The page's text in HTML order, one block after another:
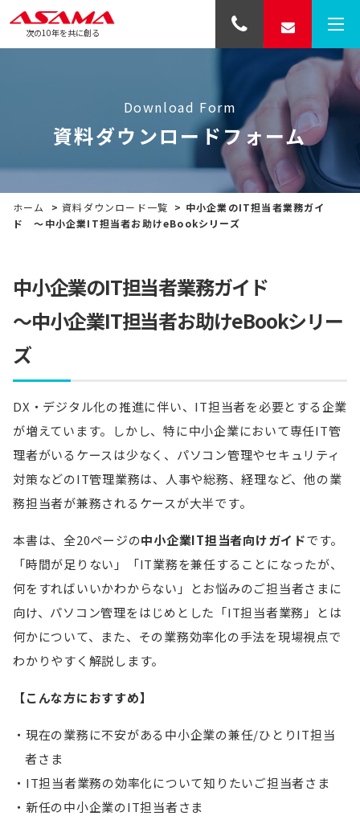
次の10年を共に創る
Download Form
資料ダウンロードフォーム
ホーム >資料ダウンロード一覧 > 中小企業のIT担当者業務ガイ
ド ～中小企業IT担当者お助けeBookシリーズ
中小企業のIT担当者業務ガイド
～中小企業IT担当者お助けeBookシリー
ズ
DX・デジタル化の推進に伴い、IT担当者を必要とする企業
が増えています。しかし、特に中小企業において専任IT管
理者がいるケースは少なく、パソコン管理やセキュリティ
対策などのIT管理業務は、人事や総務、経理など、他の業
務担当者が兼務されるケースが大半です。
本書は、全20ページの中小企業IT担当者向けガイドです。
「時間が足りない」「IT業務を兼任することになったが、
何をすればいいかわからない」とお悩みのご担当者さまに
向け、パソコン管理をはじめとした「IT担当者業務」とは
何かについて、また、その業務効率化の手法を現場視点で
わかりやすく解説します。
【こんな方におすすめ】
現在の業務に不安がある中小企業の兼任/ひとりIT担当
者さま
IT担当者業務の効率化について知りたいご担当者さま
新任の中小企業のIT担当者さま